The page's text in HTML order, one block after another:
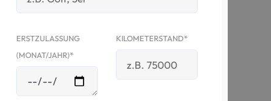
ERSTZULASSUNG
(MONAT/JAHR)*
KILOMETERSTAND*